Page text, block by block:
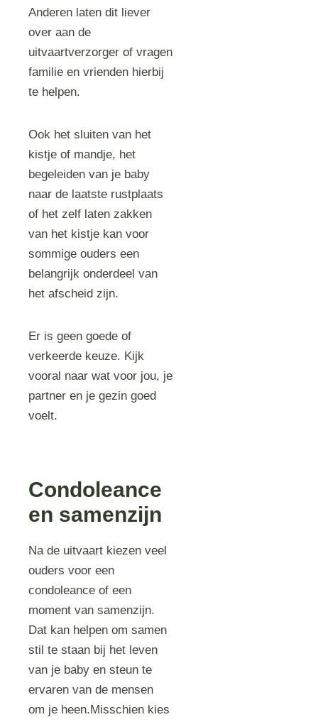
Anderen laten dit liever
over aan de
uitvaartverzorger of vragen
familie en vrienden hierbij
te helpen.
Ook het sluiten van het
kistje of mandje, het
begeleiden van je baby
naar de laatste rustplaats
of het zelf laten zakken
van het kistje kan voor
sommige ouders een
belangrijk onderdeel van
het afscheid zijn.
Er is geen goede of
verkeerde keuze. Kijk
vooral naar wat voor jou, je
partner en je gezin goed
voelt.
Condoleance
en samenzijn
Na de uitvaart kiezen veel
ouders voor een
condoleance of een
moment van samenzijn.
Dat kan helpen om samen
stil te staan bij het leven
van je baby en steun te
ervaren van de mensen
om je heen.Misschien kies